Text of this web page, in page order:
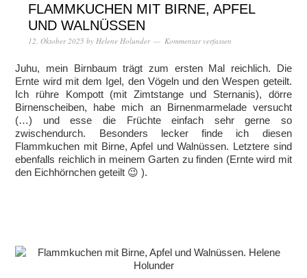
FLAMMKUCHEN MIT BIRNE, APFEL
UND WALNÜSSEN
12. Oktober 2025 by Helene Holunder Kommentar verfassen
Juhu, mein Birnbaum trägt zum ersten Mal reichlich. Die
Ernte wird mit dem Igel, den Vögeln und den Wespen geteilt.
Ich rühre Kompott (mit Zimtstange und Sternanis), dörre
Birnenscheiben, habe mich an Birnenmarmelade versucht
(…) und esse die Früchte einfach sehr gerne so
zwischendurch. Besonders lecker finde ich diesen
Flammkuchen mit Birne, Apfel und Walnüssen. Letztere sind
ebenfalls reichlich in meinem Garten zu finden (Ernte wird mit
den Eichhörnchen geteilt 😉 ).